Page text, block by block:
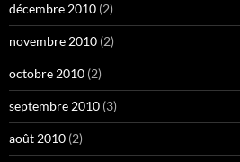
décembre 2010 (2)
novembre 2010 (2)
octobre 2010 (2)
septembre 2010 (3)
août 2010 (2)